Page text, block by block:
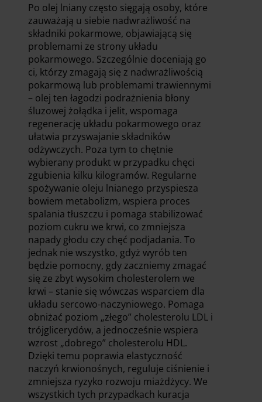
Po olej lniany często sięgają osoby, które
zauważają u siebie nadwrażliwość na
składniki pokarmowe, objawiającą się
problemami ze strony układu
pokarmowego. Szczególnie doceniają go
ci, którzy zmagają się z nadwrażliwością
pokarmową lub problemami trawiennymi
– olej ten łagodzi podrażnienia błony
śluzowej żołądka i jelit, wspomaga
regenerację układu pokarmowego oraz
ułatwia przyswajanie składników
odżywczych. Poza tym to chętnie
wybierany produkt w przypadku chęci
zgubienia kilku kilogramów. Regularne
spożywanie oleju lnianego przyspiesza
bowiem metabolizm, wspiera proces
spalania tłuszczu i pomaga stabilizować
poziom cukru we krwi, co zmniejsza
napady głodu czy chęć podjadania. To
jednak nie wszystko, gdyż wyrób ten
będzie pomocny, gdy zaczniemy zmagać
się ze zbyt wysokim cholesterolem we
krwi – stanie się wówczas wsparciem dla
układu sercowo-naczyniowego. Pomaga
obniżać poziom „złego” cholesterolu LDL i
trójglicerydów, a jednocześnie wspiera
wzrost „dobrego” cholesterolu HDL.
Dzięki temu poprawia elastyczność
naczyń krwionośnych, reguluje ciśnienie i
zmniejsza ryzyko rozwoju miażdżycy. We
wszystkich tych przypadkach kuracja